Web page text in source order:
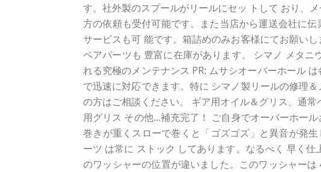
す。社外製のスプールがリールにセッ トして おり、
方の依頼も受付可能です。また当店から運送会社に
サービスも可 能です。箱詰めのみお客様にてお願い
ペアパーツも 豊富に在庫があります。 シマノ メタニ
れる究極のメンテナンス PR: ムサシオーバーホール
で迅速に対応できます。特に シマノ製リールの修理
の方はご相談ください。 ギア用オイル＆グリス、通
用グリス その他...補充完了！ ご自身でオーバーホー
巻きが重くスローで巻くと「ゴズゴズ」と異音が発
ーツ は常に ストック してあります。なるべく 早く
のワッシャーの位置が違いました。このワッシャー